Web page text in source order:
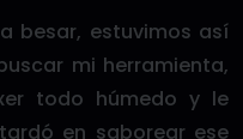
besar, estuvimos así
mi herramienta,
todo húmedo y le
en saborear ese